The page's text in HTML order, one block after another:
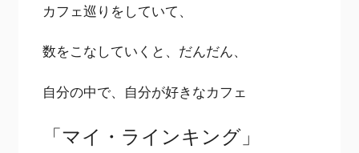
カフェ巡りをしていて、
数をこなしていくと、だんだん、
自分の中で、自分が好きなカフェ
「マイ・ラインキング」